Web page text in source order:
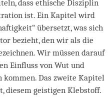
dass ethische Disziplin
ist. Ein Kapitel wird
übersetzt, was sich
bezieht, den wir als die
Wir müssen darauf
Einfluss von Wut und
kommen. Das zweite Kapitel
diesem geistigen Klebstoff.